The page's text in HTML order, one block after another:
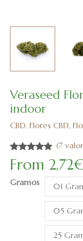
Veraseed
indoor
CBD, Flores CBD,
Valorado con
5.00de 5 en
7
valoraciones
(7
From 2,72
Gramos 01
05
25
Veraseed
Flores
Bubblegum
indoor
cantidad